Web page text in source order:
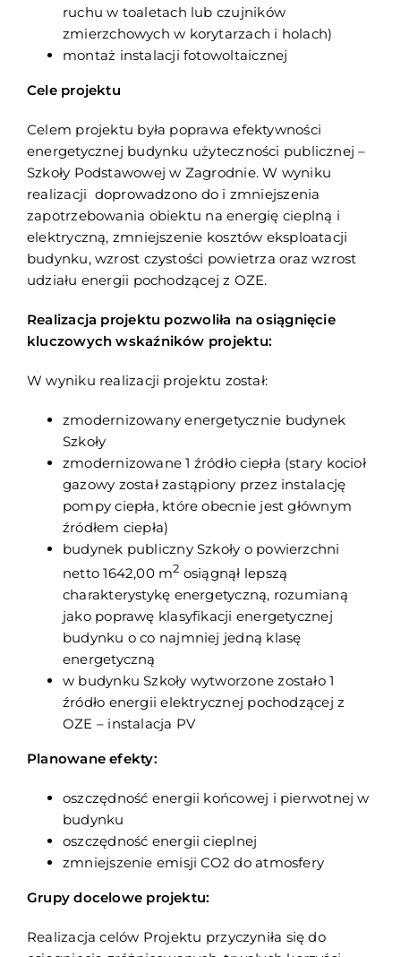
ruchu w toaletach lub czujników
zmierzchowych w korytarzach i holach)
montaż instalacji fotowoltaicznej
Cele projektu
Celem projektu była poprawa efektywności
energetycznej budynku użyteczności publicznej –
Szkoły Podstawowej w Zagrodnie. W wyniku
realizacji doprowadzono do i zmniejszenia
zapotrzebowania obiektu na energię cieplną i
elektryczną, zmniejszenie kosztów eksploatacji
budynku, wzrost czystości powietrza oraz wzrost
udziału energii pochodzącej z OZE.
Realizacja projektu pozwoliła na osiągnięcie
kluczowych wskaźników projektu:
W wyniku realizacji projektu został:
zmodernizowany energetycznie budynek
Szkoły
zmodernizowane 1 źródło ciepła (stary kocioł
gazowy został zastąpiony przez instalację
pompy ciepła, które obecnie jest głównym
źródłem ciepła)
budynek publiczny Szkoły o powierzchni
netto 1642,00 m2 osiągnął lepszą
charakterystykę energetyczną, rozumianą
jako poprawę klasyfikacji energetycznej
budynku o co najmniej jedną klasę
energetyczną
w budynku Szkoły wytworzone zostało 1
źródło energii elektrycznej pochodzącej z
OZE – instalacja PV
Planowane efekty:
oszczędność energii końcowej i pierwotnej w
budynku
oszczędność energii cieplnej
zmniejszenie emisji CO2 do atmosfery
Grupy docelowe projektu:
Realizacja celów Projektu przyczyniła się do